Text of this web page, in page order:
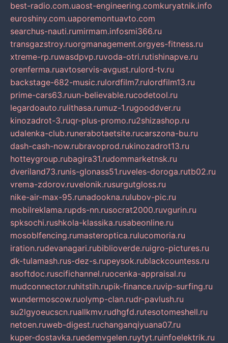
best-radio.com.uaost-engineering.comkuryatnik.info
euroshiny.com.uaporemontuavto.com
searchus-nauti.rumirmam.infosmi366.ru
transgazstroy.ruorgmanagement.orgyes-fitness.ru
xtreme-rp.ruwasdpvp.ruvoda-otri.rutishinapve.ru
orenferma.ruavtoservis-avgust.rulord-tv.ru
backstage-682-music.rulordfilm7.rulordfilm13.ru
prime-cars63.ruun-believable.rucodetool.ru
legardoauto.rulithasa.rumuz-1.rugooddver.ru
kinozadrot-3.ruqr-plus-promo.ru2shizashop.ru
udalenka-club.runerabotaetsite.rucarszona-bu.ru
dash-cash-now.rubravoprod.rukinozadrot13.ru
hotteygroup.rubagira31.rudommarketnsk.ru
dveriland73.runis-glonass51.ruveles-doroga.rutb02.ru
vrema-zdorov.ruvelonik.rusurgutgloss.ru
nike-air-max-95.runadookna.rulubov-pic.ru
mobilreklama.rupds-nn.rusocrat2000.ruvgurin.ru
spksochi.rushkola-klassika.rusabeonline.ru
mosoblfencing.rumasteroptica.rulucomoria.ru
iration.rudevanagari.rubiblioverde.ruigro-pictures.ru
dk-tulamash.rus-dez-s.rupeysok.rublackcountess.ru
asoftdoc.ruscifichannel.ruocenka-appraisal.ru
mudconnector.ruhitstih.rupik-finance.ruvip-surfing.ru
wundermoscow.ruolymp-clan.rudr-pavlush.ru
su2lgyoeucscn.ruallkmv.rudhgfd.rutesotomeshell.ru
netoen.ruweb-digest.ruchanganqiyuana07.ru
kuper-dostavka.ruedemvgelen.ruytyt.ruinfoelektrik.ru